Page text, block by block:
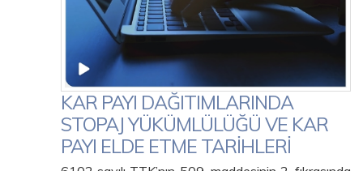
KAR PAYI DAĞITIMLARINDA
STOPAJ YÜKÜMLÜLÜĞÜ VE KAR
PAYI ELDE ETME TARİHLERİ